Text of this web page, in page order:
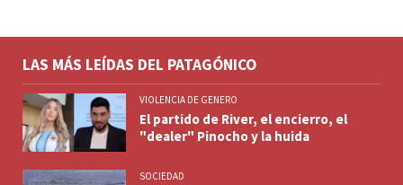
LAS MÁS LEÍDAS DEL PATAGÓNICO
VIOLENCIA DE GENERO
El partido de River, el encierro, el
"dealer" Pinocho y la huida
SOCIEDAD